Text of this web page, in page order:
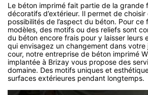
Le béton imprimé fait partie de la grande
décoratifs d’extérieur. Il permet de
possibilités de l’aspect du béton. Pour ce
modèles, des motifs ou des reliefs sont
du béton encore frais pour y laisser leurs
qui envisagez un changement dans
cour, notre entreprise de béton imprimé
implantée à Brizay vous propose des
domaine. Des motifs uniques et
surfaces extérieures pendant longtemps.